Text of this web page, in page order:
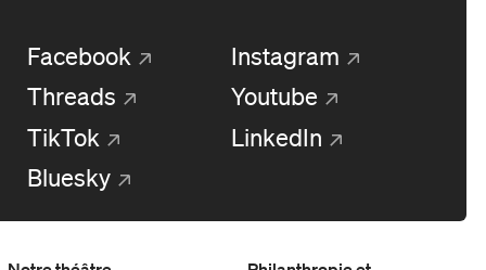
Facebook
Instagram
Threads
Youtube
TikTok
LinkedIn
Bluesky